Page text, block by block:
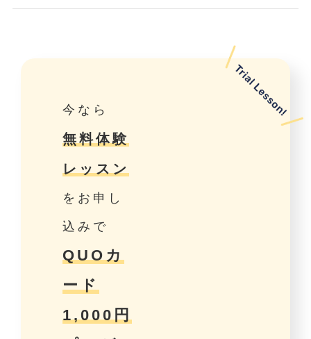
今なら
無料体験
レッスン
をお申し
込みで
QUOカ
ード
1,000円